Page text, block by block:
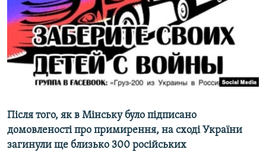
ВІДЕОУРОКИ «ELIFBE»
СВІДЧЕННЯ ОКУПАЦІЇ
УКРАЇНСЬКА ПРОБЛЕМА КРИМУ
ІНФОГРАФІКА
Русский
Qırımtatar
ДОЛУЧАЙСЯ!
Усі сайти RFE/RL
Після того, як в Мінську було підписано
домовленості про примирення, на сході України
загинули ще близько 300 російських